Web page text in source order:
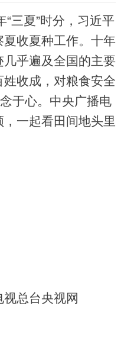
“三夏”时分，习近平
收夏种工作。十年
乎遍及全国的主要
收成，对粮食安全
于心。中央广播电
一起看田间地头里
总台央视网